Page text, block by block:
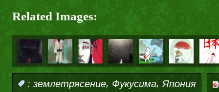
Related Images:
: землетрясение, Фукусима, Япония